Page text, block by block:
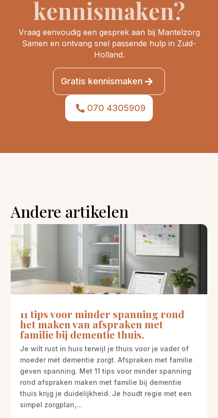
kennismaken?
Vraag eenvoudig een gesprek aan bij Mantelzorg
Samen en ontvang snel passende hulp in Zuid-
Holland.
Gratis kennismaken
070 4305909
Andere artikelen
11 tips voor minder spanning rond
het maken van afspraken met
familie bij dementie thuis.
Je wilt rust in huis terwijl je thuis voor je vader of
moeder met dementie zorgt. Afspraken met familie
geven spanning. Met 11 tips voor minder spanning
rond afspraken maken met familie bij dementie
thuis krijg je duidelijkheid. Je houdt regie met een
simpel zorgplan,...